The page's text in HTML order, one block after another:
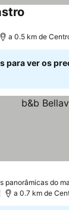
a 0.5 km de
para ver os
panorâmicas do
a 0.7 km de